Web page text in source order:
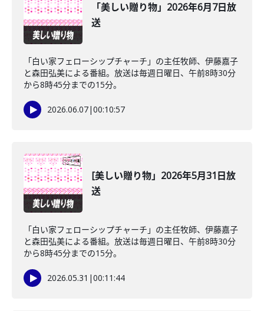
「美しい贈り物」2026年6月7日放
送
「白い家フェローシップチャーチ」の主任牧師、伊藤嘉子
と森田弘美による番組。放送は毎週日曜日、午前8時30分
から8時45分までの15分。
2026.06.07|00:10:57
[美しい贈り物」2026年5月31日放
送
「白い家フェローシップチャーチ」の主任牧師、伊藤嘉子
と森田弘美による番組。放送は毎週日曜日、午前8時30分
から8時45分までの15分。
2026.05.31 |00:11:44